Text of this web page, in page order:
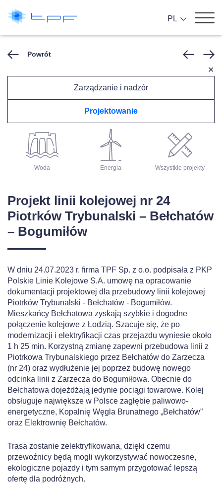
Powrót
Drogi
Zarządzanie i nadzór
✕
Projektowanie
Woda Energia Wszystkie projekty
Projekt linii kolejowej nr 24
Piotrków Trybunalski – Bełchatów
– Bogumiłów
W dniu 24.07.2023 r. firma TPF Sp. z o.o. podpisała z PKP
Polskie Linie Kolejowe S.A. umowę na opracowanie
dokumentacji projektowej dla przebudowy linii kolejowej
Piotrków Trybunalski - Bełchatów - Bogumiłów.
Mieszkańcy Bełchatowa zyskają szybkie i dogodne
połączenie kolejowe z Łodzią. Szacuje się, że po
modernizacji i elektryfikacji czas przejazdu wyniesie około
1 h 25 min. Korzystną zmianę zapewni przebudowa linii z
Piotrkowa Trybunalskiego przez Bełchatów do Zarzecza
(nr 24) oraz wydłużenie jej poprzez budowę nowego
odcinka linii z Zarzecza do Bogumiłowa. Obecnie do
Bełchatowa dojeżdżają jedynie pociągi towarowe. Kolej
obsługuje największe w Polsce zagłębie paliwowo-
energetyczne, Kopalnię Węgla Brunatnego „Bełchatów”
oraz Elektrownię Bełchatów.
Trasa zostanie zelektryfikowana, dzięki czemu
przewoźnicy będą mogli wykorzystywać nowoczesne,
ekologiczne pojazdy i tym samym przygotować lepszą
ofertę dla podróżnych.
PL